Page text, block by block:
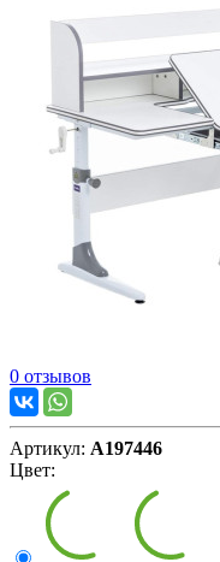
0 отзывов
Артикул: А197446
Цвет: